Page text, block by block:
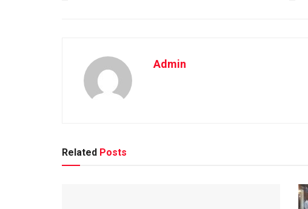
Admin
Related Posts